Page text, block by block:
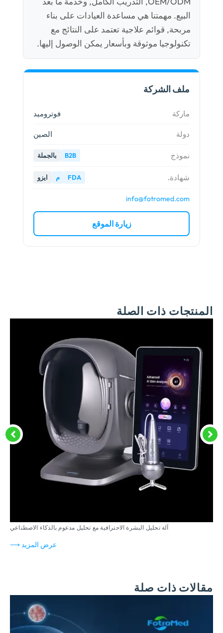
البيع. مهمتنا هي مساعدة العيادات على بناء
مربحة, قوائم علاجية تعتمد على النتائج مع
تكنولوجيا موثوقة وبأسعار يمكن الوصول إليها.
ملف الشركة
ماركة فوتروميد
دولة الصين
نموذج B2B بالجملة
شهادة. FDA م ايزو
info@fotromed.com
زيارة الموقع
المنتجات ذات الصلة
آلة تحليل البشرة الاحترافية مع تحليل مدعوم بالذكاء الاصطناعي
عرض المزيد ⟶
مقالات ذات صلة